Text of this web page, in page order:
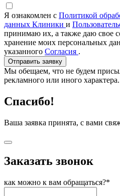
Я ознакомлен с Политикой
данных Клиники и
принимаю их, а также даю свое
хранение моих персональных
указанного Согласия .
Отправить заявку
Мы обещаем, что не будем
рекламного или иного характера.
Спасибо!
Ваша заявка принята, с вами
Заказать звонок
как можно к вам обращаться?*